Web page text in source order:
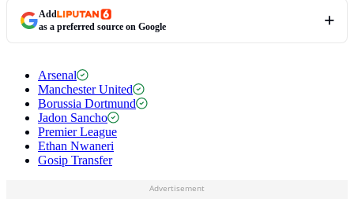
Add
as a preferred source on Google
Arsenal
Manchester United
Borussia Dortmund
Jadon Sancho
Premier League
Ethan Nwaneri
Gosip Transfer
Advertisement